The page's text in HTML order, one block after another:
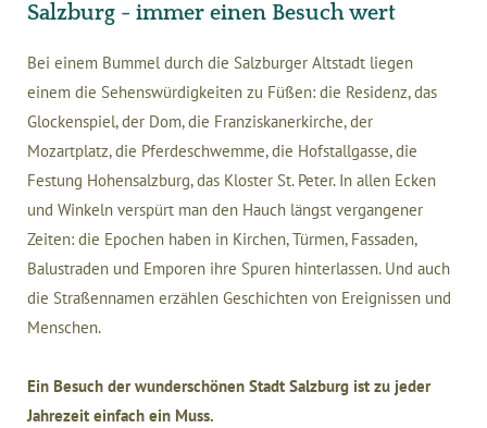
Salzburg - immer einen Besuch wert
Bei einem Bummel durch die Salzburger Altstadt liegen
einem die Sehenswürdigkeiten zu Füßen: die Residenz, das
Glockenspiel, der Dom, die Franziskanerkirche, der
Mozartplatz, die Pferdeschwemme, die Hofstallgasse, die
Festung Hohensalzburg, das Kloster St. Peter. In allen Ecken
und Winkeln verspürt man den Hauch längst vergangener
Zeiten: die Epochen haben in Kirchen, Türmen, Fassaden,
Balustraden und Emporen ihre Spuren hinterlassen. Und auch
die Straßennamen erzählen Geschichten von Ereignissen und
Menschen.
Ein Besuch der wunderschönen Stadt Salzburg ist zu jeder
Jahrezeit einfach ein Muss.